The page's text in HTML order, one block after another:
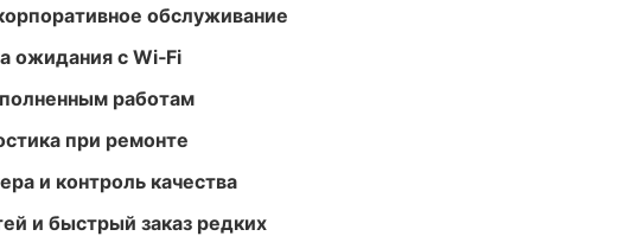
обслуживание
ожидания с Wi‑Fi
работам
при ремонте
и контроль качества
и быстрый заказ редких